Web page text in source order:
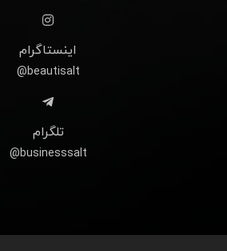
اینستاگرام
beautisalt@
تلگرام
businesssalt@